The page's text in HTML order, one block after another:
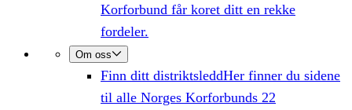
Korforbund får koret ditt en rekke
fordeler.
Om oss
Finn ditt distriktsleddHer finner du sidene
til alle Norges Korforbunds 22